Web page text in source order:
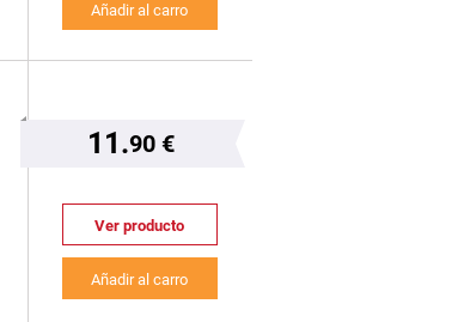
Añadir al carro
11.90 €
Ver producto
Añadir al carro